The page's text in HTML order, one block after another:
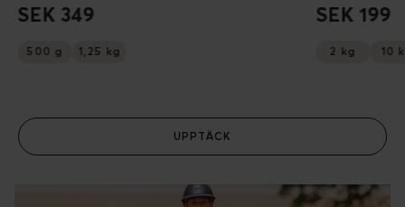
SEK 349
500 g 1,25 kg
SEK 199
2 kg 10
UPPTÄCK